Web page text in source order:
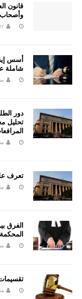
قانون
أسس
شاملة
دور
تحليل
تعرف
الفرق